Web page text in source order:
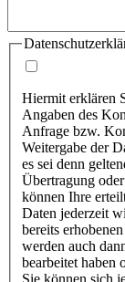
Hiermit erklären
Angaben des
Anfrage bzw.
Weitergabe der
es sei denn
Übertragung
können Ihre
Daten jederzeit
bereits
werden auch
bearbeitet haben
Sie können sich